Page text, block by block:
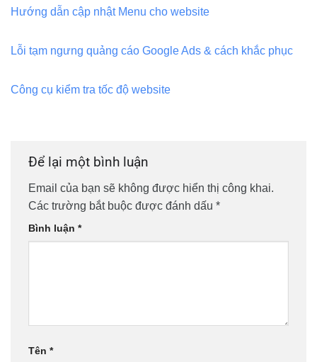
Hướng dẫn cập nhật Menu cho website
Lỗi tạm ngưng quảng cáo Google Ads & cách khắc phục
Công cụ kiểm tra tốc độ website
Để lại một bình luận
Email của bạn sẽ không được hiển thị công khai.
Các trường bắt buộc được đánh dấu *
Bình luận *
Tên *